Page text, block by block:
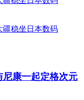
康一起定格次元